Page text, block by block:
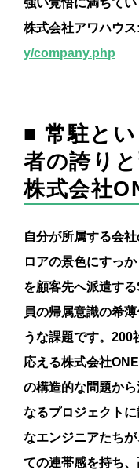
強い覚悟に満ちてい
株式会社アワハウス:
y/company.php
■ 常駐と
者の誇り
株式会社
自分が所属する会
ロアの景色にすっ
を顧客先へ派遣す
員の帰属意識の希
うな課題です。200
応える株式会社
の構造的な問題か
なるプロジェクト
なエンジニアたち
ての連帯感を持ち